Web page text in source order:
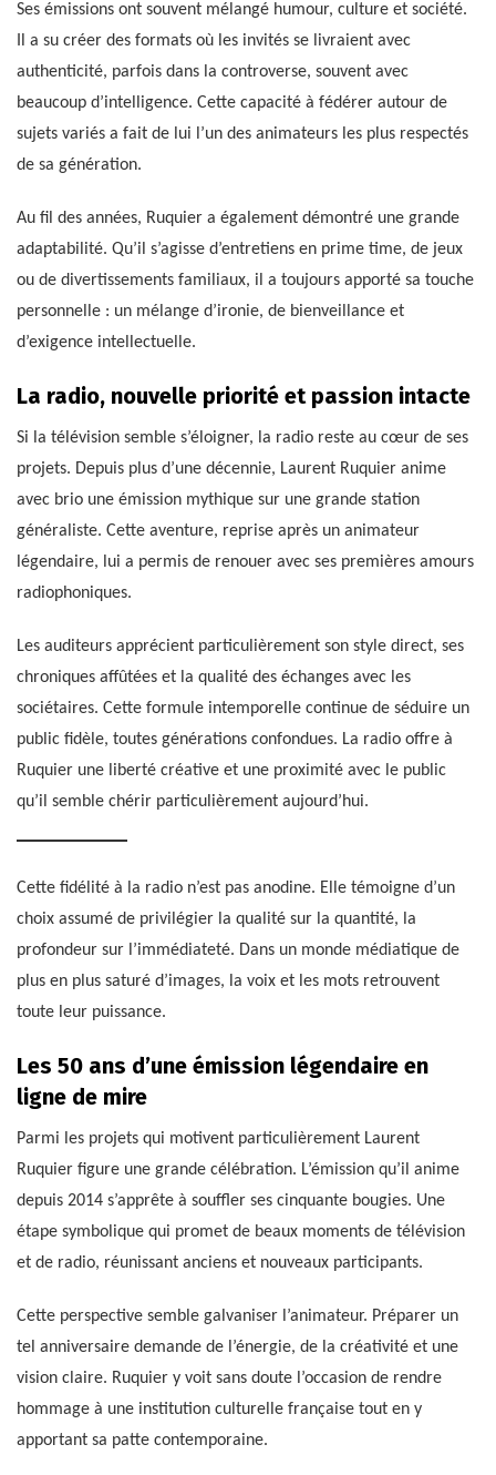
Ses émissions ont souvent mélangé humour, culture et société.
Il a su créer des formats où les invités se livraient avec
authenticité, parfois dans la controverse, souvent avec
beaucoup d’intelligence. Cette capacité à fédérer autour de
sujets variés a fait de lui l’un des animateurs les plus respectés
de sa génération.
Au fil des années, Ruquier a également démontré une grande
adaptabilité. Qu’il s’agisse d’entretiens en prime time, de jeux
ou de divertissements familiaux, il a toujours apporté sa touche
personnelle : un mélange d’ironie, de bienveillance et
d’exigence intellectuelle.
La radio, nouvelle priorité et passion intacte
Si la télévision semble s’éloigner, la radio reste au cœur de ses
projets. Depuis plus d’une décennie, Laurent Ruquier anime
avec brio une émission mythique sur une grande station
généraliste. Cette aventure, reprise après un animateur
légendaire, lui a permis de renouer avec ses premières amours
radiophoniques.
Les auditeurs apprécient particulièrement son style direct, ses
chroniques affûtées et la qualité des échanges avec les
sociétaires. Cette formule intemporelle continue de séduire un
public fidèle, toutes générations confondues. La radio offre à
Ruquier une liberté créative et une proximité avec le public
qu’il semble chérir particulièrement aujourd’hui.
Cette fidélité à la radio n’est pas anodine. Elle témoigne d’un
choix assumé de privilégier la qualité sur la quantité, la
profondeur sur l’immédiateté. Dans un monde médiatique de
plus en plus saturé d’images, la voix et les mots retrouvent
toute leur puissance.
Les 50 ans d’une émission légendaire en
ligne de mire
Parmi les projets qui motivent particulièrement Laurent
Ruquier figure une grande célébration. L’émission qu’il anime
depuis 2014 s’apprête à souffler ses cinquante bougies. Une
étape symbolique qui promet de beaux moments de télévision
et de radio, réunissant anciens et nouveaux participants.
Cette perspective semble galvaniser l’animateur. Préparer un
tel anniversaire demande de l’énergie, de la créativité et une
vision claire. Ruquier y voit sans doute l’occasion de rendre
hommage à une institution culturelle française tout en y
apportant sa patte contemporaine.